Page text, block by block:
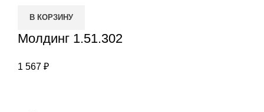
В КОРЗИНУ
Молдинг 1.51.302
1 567 ₽